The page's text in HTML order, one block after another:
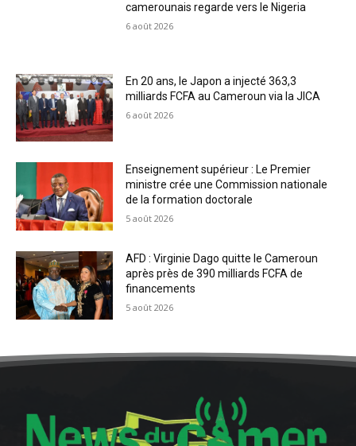
camerounais regarde vers le Nigeria
6 août 2026
En 20 ans, le Japon a injecté 363,3
milliards FCFA au Cameroun via la JICA
6 août 2026
Enseignement supérieur : Le Premier
ministre crée une Commission nationale
de la formation doctorale
5 août 2026
AFD : Virginie Dago quitte le Cameroun
après près de 390 milliards FCFA de
financements
5 août 2026